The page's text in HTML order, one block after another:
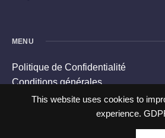
This website uses cookies to
experience.
MENU
Politique de Confidentialité
Conditions générales
Politique en matière de cookies